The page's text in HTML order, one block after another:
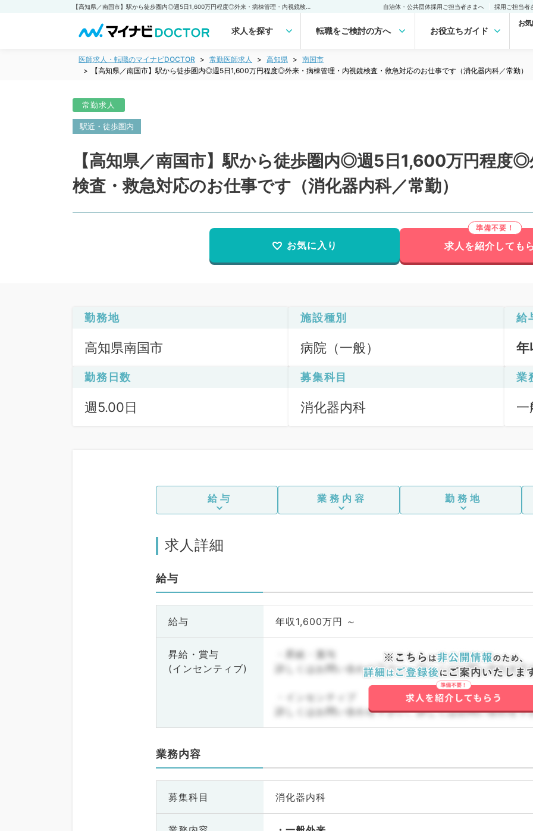
自治体・公共団体採用ご担当者さまへ 採用ご担当者
求人を探す 転職をご検討の方へ お役立ちガイド
お
医師求人・転職のマイナビDOCTOR 常勤医師求人 高知県
南国市
【高知県／南国市】駅から徒歩圏内◎週5日1,600万円程度◎外来・病棟管理・内視鏡検査・救急対応のお仕事です（消化器内科／常勤）
常勤求人
駅近・徒歩圏内
【高知県／南国市】駅から徒歩圏内◎週5日1,600万円程度
検査・救急対応のお仕事です（消化器内科／常勤）
お気に入り 求人を紹介しても
勤務地
高知県南国市
施設種別
病院（一般）
給
年
勤務日数
週5.00日
募集科目
消化器内科
業
一
給与 業務内容 勤務地
求人詳細
給与
給与 年収1,600万円 ～
昇給・賞与
(インセンティブ)
・昇給・賞与
詳しくはお問い合わせ下さい。詳しくはお問い合わせ下
・インセンティブ
詳しくはお問い合わせ下さい。詳しくはお問い合わせ下
業務内容
募集科目 消化器内科